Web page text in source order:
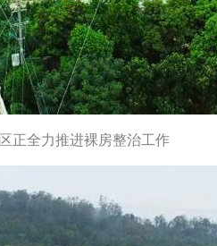
正全力推进裸房整治工作